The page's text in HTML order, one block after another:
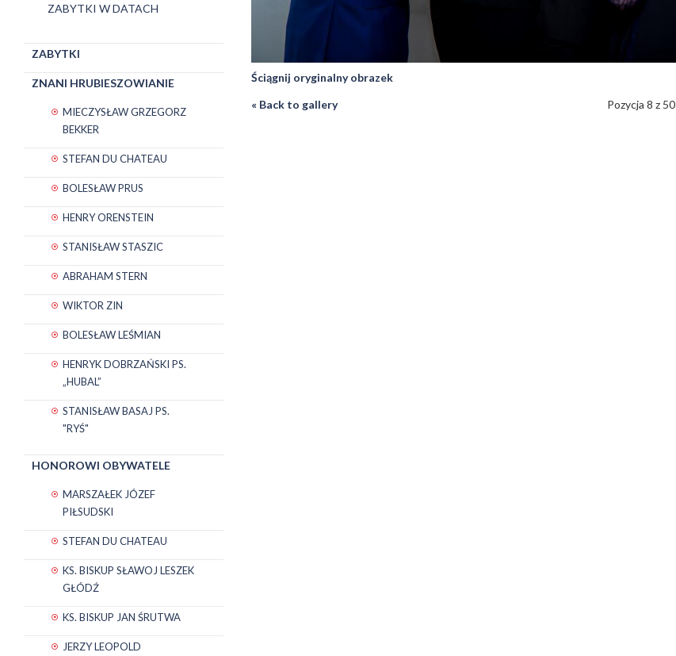
ZABYTKI W DATACH
ZABYTKI
ZNANI HRUBIESZOWIANIE
MIECZYSŁAW GRZEGORZ
BEKKER
STEFAN DU CHATEAU
BOLESŁAW PRUS
HENRY ORENSTEIN
STANISŁAW STASZIC
ABRAHAM STERN
WIKTOR ZIN
BOLESŁAW LEŚMIAN
HENRYK DOBRZAŃSKI PS.
„HUBAL”
STANISŁAW BASAJ PS.
"RYŚ"
HONOROWI OBYWATELE
MARSZAŁEK JÓZEF
PIŁSUDSKI
STEFAN DU CHATEAU
KS. BISKUP SŁAWOJ LESZEK
GŁÓDŹ
KS. BISKUP JAN ŚRUTWA
JERZY LEOPOLD
Ściągnij oryginalny obrazek
« Back to gallery
Pozycja 8 z 50